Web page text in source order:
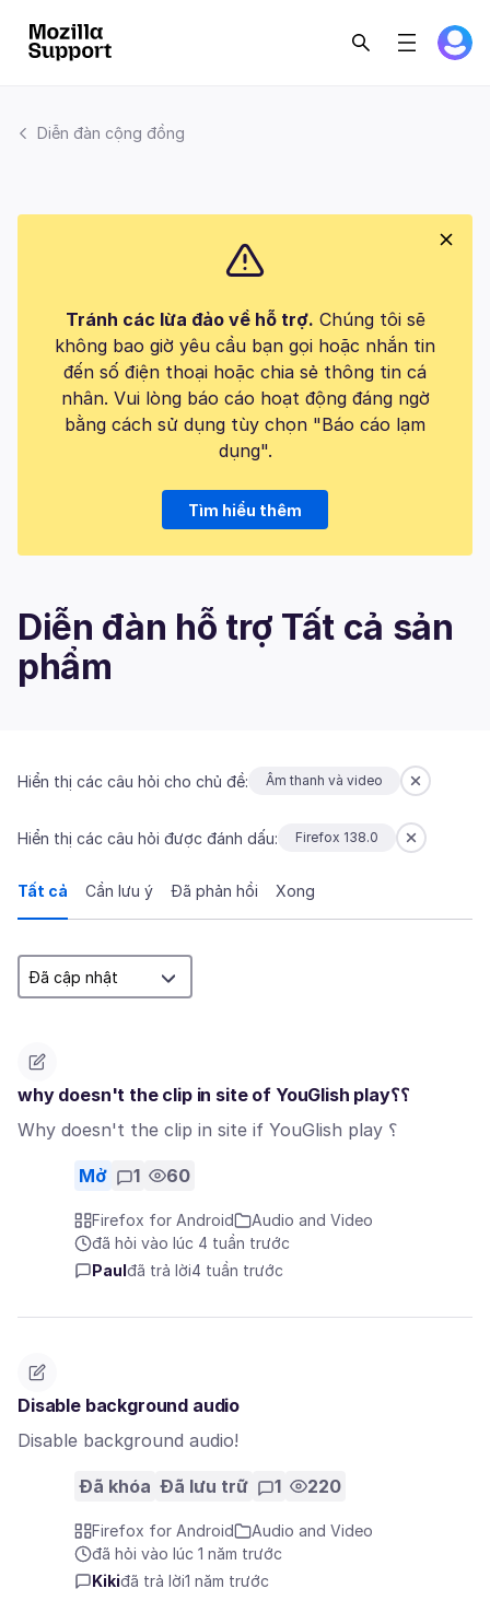
Diễn đàn cộng đồng
Tránh các lừa đảo về hỗ trợ. Chúng tôi sẽ
không bao giờ yêu cầu bạn gọi hoặc nhắn tin
đến số điện thoại hoặc chia sẻ thông tin cá
nhân. Vui lòng báo cáo hoạt động đáng ngờ
bằng cách sử dụng tùy chọn "Báo cáo lạm
dụng".
Tìm hiểu thêm
Diễn đàn hỗ trợ Tất cả sản
phẩm
Hiển thị các câu hỏi cho chủ đề: Âm thanh và video
Hiển thị các câu hỏi được đánh dấu: Firefox 138.0
Tất cả Cần lưu ý Đã phản hồi Xong
why doesn't the clip in site of YouGlish play؟؟
Why doesn't the clip in site if YouGlish play ؟
Mở 1 60
Firefox for Android
Audio and Video
đã hỏi vào lúc 4 tuần trước
Paul đã trả lời4 tuần trước
Disable background audio
Disable background audio!
Đã khóa Đã lưu trữ 1 220
Firefox for Android
Audio and Video
đã hỏi vào lúc 1 năm trước
Kikiđã trả lời1 năm trước